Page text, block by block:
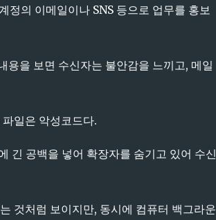
의 이메일이나 SNS 등으로 업무를 홍보
용을 보면 수신자는 불안감을 느끼고, 메일
일은 악성코드다.
긴 공백을 넣어 확장자를 숨기고 있어 수신
것처럼 보이지만, 동시에 컴퓨터 백그라운